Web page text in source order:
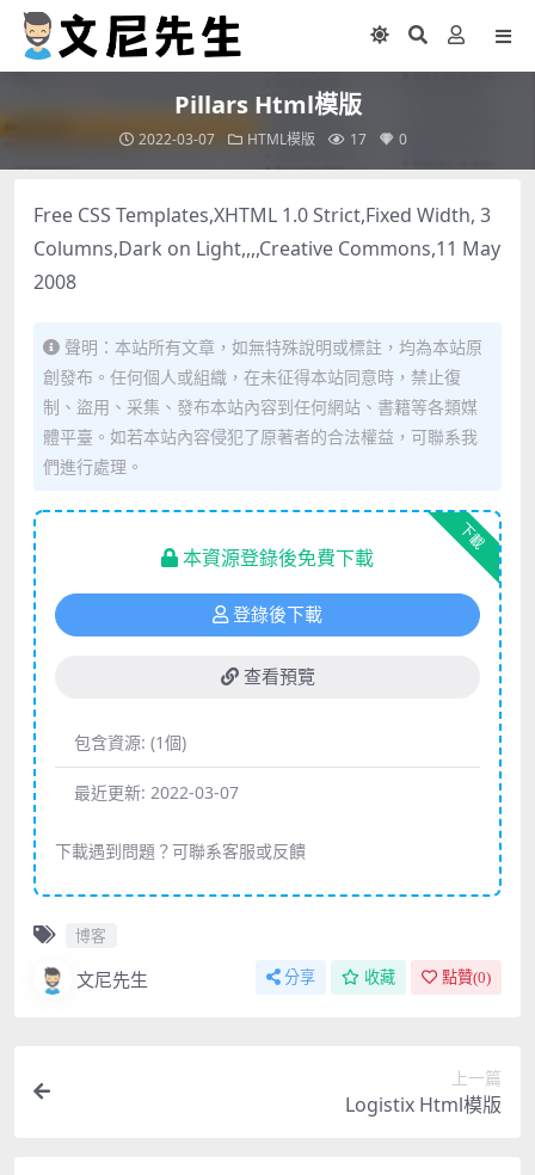
Pillars Html模版
2022-03-07 HTML模版 17 0
Free CSS Templates,XHTML 1.0 Strict,Fixed Width, 3
Columns,Dark on Light,,,,Creative Commons,11 May
2008
聲明：本站所有文章，如無特殊說明或標註，均為本站原
創發布。任何個人或組織，在未征得本站同意時，禁止復
制、盜用、采集、發布本站內容到任何網站、書籍等各類媒
體平臺。如若本站內容侵犯了原著者的合法權益，可聯系我
們進行處理。
下載
本資源登錄後免費下載
登錄後下載
查看預覽
包含資源: (1個)
最近更新: 2022-03-07
下載遇到問題？可聯系客服或反饋
博客
文尼先生 分享 收藏 點贊(0)
上一篇
Logistix Html模版